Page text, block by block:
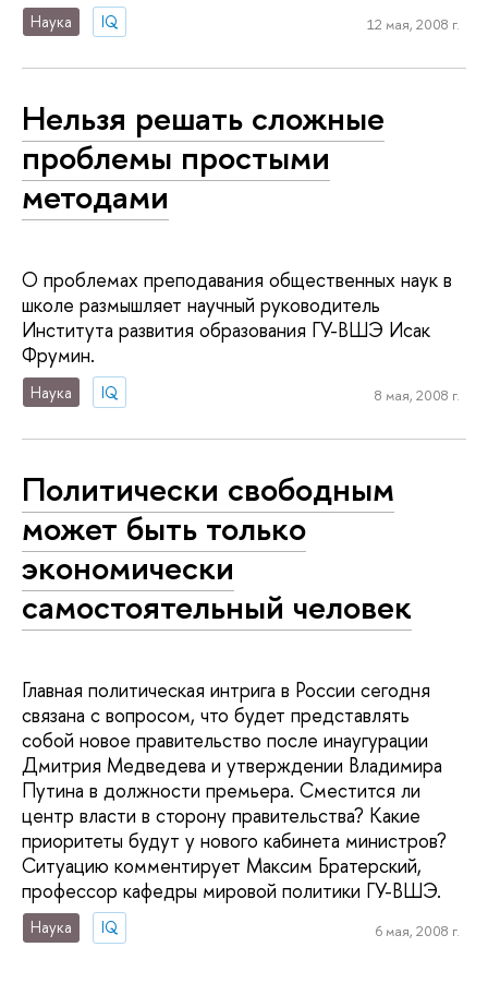
Наука IQ 12 мая, 2008 г.
Нельзя решать сложные
проблемы простыми
методами
О проблемах преподавания общественных наук в
школе размышляет научный руководитель
Института развития образования ГУ-ВШЭ Исак
Фрумин.
Наука IQ 8 мая, 2008 г.
Политически свободным
может быть только
экономически
самостоятельный человек
Главная политическая интрига в России сегодня
связана с вопросом, что будет представлять
собой новое правительство после инаугурации
Дмитрия Медведева и утверждении Владимира
Путина в должности премьера. Сместится ли
центр власти в сторону правительства? Какие
приоритеты будут у нового кабинета министров?
Ситуацию комментирует Максим Братерский,
профессор кафедры мировой политики ГУ-ВШЭ.
Наука IQ 6 мая, 2008 г.